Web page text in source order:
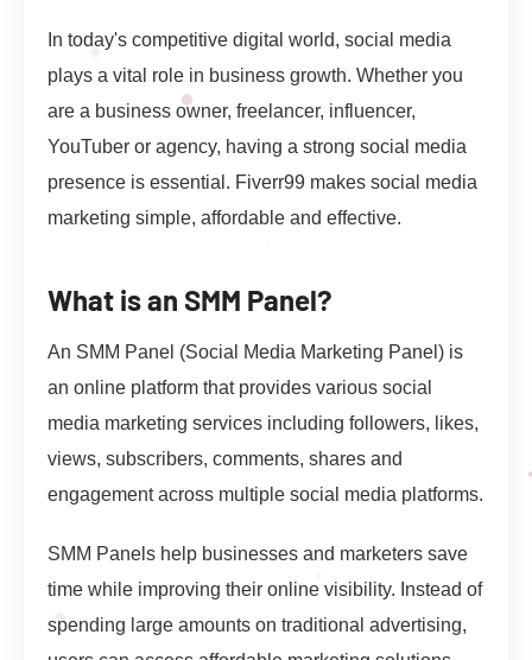
In today's competitive digital world, social media
plays a vital role in business growth. Whether you
are a business owner, freelancer, influencer,
YouTuber or agency, having a strong social media
presence is essential. Fiverr99 makes social media
marketing simple, affordable and effective.
What is an SMM Panel?
An SMM Panel (Social Media Marketing Panel) is
an online platform that provides various social
media marketing services including followers, likes,
views, subscribers, comments, shares and
engagement across multiple social media platforms.
SMM Panels help businesses and marketers save
time while improving their online visibility. Instead of
spending large amounts on traditional advertising,